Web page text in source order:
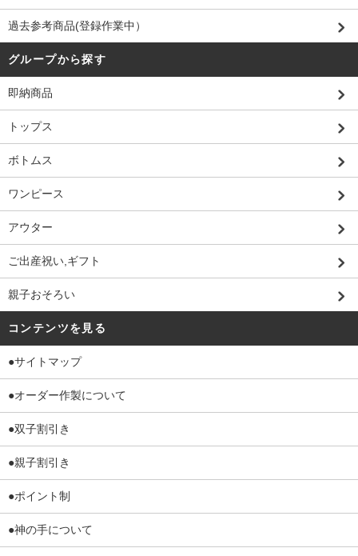
過去参考商品(登録作業中）
グループから探す
即納商品
トップス
ボトムス
ワンピース
アウター
ご出産祝い,ギフト
親子おそろい
コンテンツを見る
●サイトマップ
●オーダー作製について
●双子割引き
●親子割引き
●ポイント制
●神の手について